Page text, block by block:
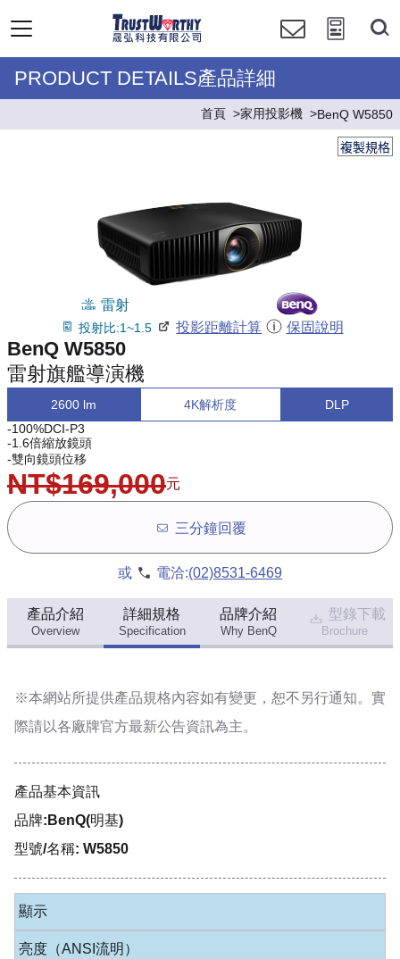
PRODUCT DETAILS產品詳細
首頁 家用投影機 BenQ W5850
複製規格
雷射
投射比:1~1.5 投影距離計算 保固說明
BenQ W5850
雷射旗艦導演機
2600 lm 4K解析度
DLP
-100%DCI-P3
-1.6倍縮放鏡頭
-雙向鏡頭位移
NT$169,000元
三分鐘回覆
或 電洽:(02)8531-6469
產品介紹
Overview
詳細規格
Specification
品牌介紹
Why BenQ
型錄下載
Brochure
※本網站所提供產品規格內容如有變更，恕不另行通知。實
際請以各廠牌官方最新公告資訊為主。
產品基本資訊
品牌:BenQ(明基)
型號/名稱: W5850
顯示
亮度（ANSI流明）